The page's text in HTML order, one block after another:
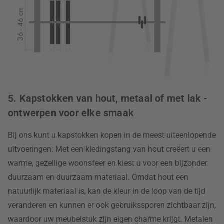
5. Kapstokken van hout, metaal of met lak -
ontwerpen voor elke smaak
Bij ons kunt u kapstokken kopen in de meest uiteenlopende
uitvoeringen: Met een kledingstang van hout creëert u een
warme, gezellige woonsfeer en kiest u voor een bijzonder
duurzaam en duurzaam materiaal. Omdat hout een
natuurlijk materiaal is, kan de kleur in de loop van de tijd
veranderen en kunnen er ook gebruikssporen zichtbaar zijn,
waardoor uw meubelstuk zijn eigen charme krijgt. Metalen